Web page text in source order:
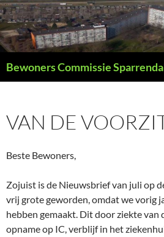
Ga
naar
de
inhoud
Bewoners Commissie
VAN DE
Beste Bewoners,
Zojuist is de Nieuwsbrief van juli op
vrij grote geworden, omdat we vorig
hebben gemaakt. Dit door ziekte
opname op IC, verblijf in het